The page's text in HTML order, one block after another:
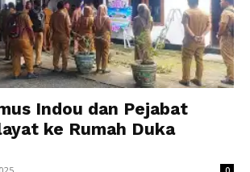
Indou dan Pejabat
ke Rumah Duka